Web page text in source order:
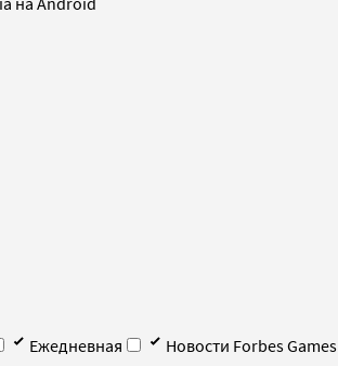
Ежедневная
Новости Forbes Games